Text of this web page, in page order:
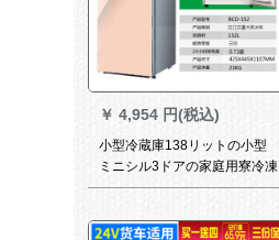
￥ 4,954 円(税込)
小型冷蔵庫138リットの小型
ミニシル3ドアの家庭用寮冷凍
車用冷蔵庫静音両門118リッ